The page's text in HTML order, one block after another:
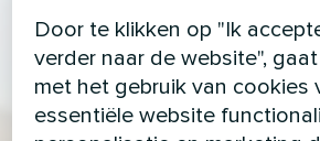
Door te klikken op "Ik
verder naar de website",
met het gebruik van cookies
essentiële website